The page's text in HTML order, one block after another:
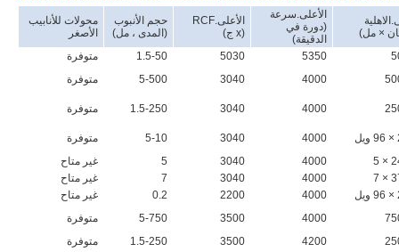
× مل)
الأعلى.سرعة
(دورة في
الدقيقة)
الأعلى.RCF
(x ج)
حجم الأنبوب
(المدى ، مل)
محولات للأنابيب
الأصغر
5350
5030
1.5-50
متوفرة
4000
3040
5-500 متوفرة
4000
3040
1.5-250 متوفرة
4000
3040
5-10
متوفرة
4000
3040
5
غير متاح
4000
3040
7
غير متاح
4000
2200
0.2
غير متاح
4000
3500
5-750
متوفرة
4200
3500
1.5-250 متوفرة